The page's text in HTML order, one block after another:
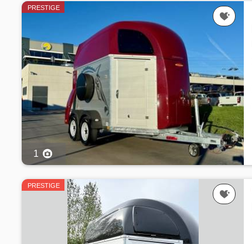
PRESTIGE
1
PRESTIGE